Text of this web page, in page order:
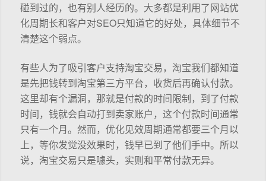
碰到过的，也有别人经历的。大多都是利用了网站优
化周期长和客户对SEO只知道它的好处，具体细节不
清楚这个弱点。
有些人为了吸引客户支持淘宝交易，淘宝我们都知道
是先把钱转到淘宝第三方平台，收货后再确认付款。
这里却有个漏洞，那就是付款的时间限制，到了付款
时间，钱就会自动打到卖家账户，这个付款时间通常
只有一个月。然而，优化见效周期通常都要三个月以
上，等你发觉没效果时，钱早已到了他们手中。所以
说，淘宝交易只是噱头，实则和平常付款无异。